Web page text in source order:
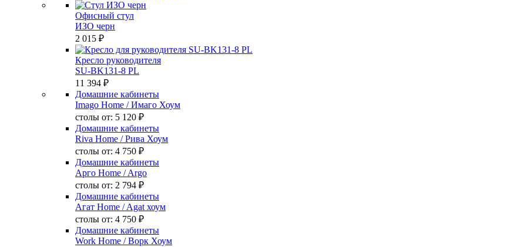
Офисный стул
ИЗО черн
2 015 ₽
Кресло руководителя
SU-BK131-8 PL
11 394 ₽
Домашние кабинеты
Imago Home / Имаго Хоум
столы от: 5 120 ₽
Домашние кабинеты
Riva Home / Рива Хоум
столы от: 4 750 ₽
Домашние кабинеты
Арго Home / Argo
столы от: 2 794 ₽
Домашние кабинеты
Агат Home / Agat хоум
столы от: 4 750 ₽
Домашние кабинеты
Work Home / Ворк Хоум